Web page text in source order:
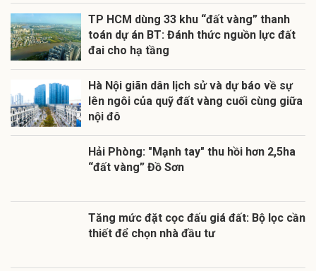
TP HCM dùng 33 khu “đất vàng” thanh
toán dự án BT: Đánh thức nguồn lực đất
đai cho hạ tầng
Hà Nội giãn dân lịch sử và dự báo về sự
lên ngôi của quỹ đất vàng cuối cùng giữa
nội đô
Hải Phòng: "Mạnh tay" thu hồi hơn 2,5ha
“đất vàng” Đồ Sơn
Tăng mức đặt cọc đấu giá đất: Bộ lọc cần
thiết để chọn nhà đầu tư